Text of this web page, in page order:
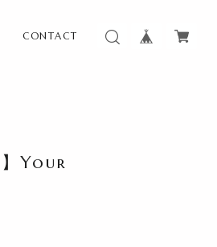
CONTACT
】Your